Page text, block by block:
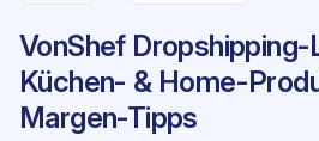
VonShef
Küchen- & Home-
Margen-Tipps